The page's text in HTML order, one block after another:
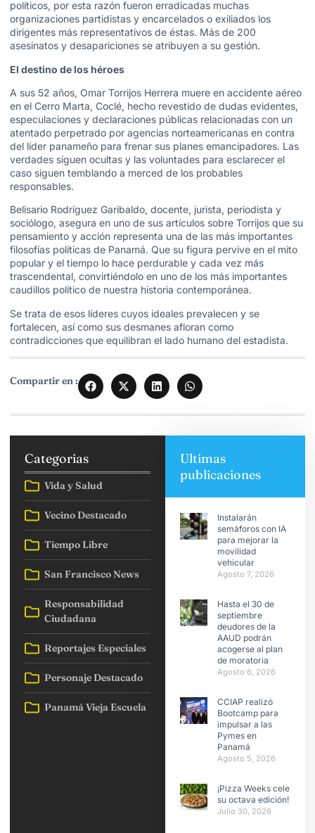
políticos, por esta razón fueron erradicadas muchas
organizaciones partidistas y encarcelados o exiliados los
dirigentes más representativos de éstas. Más de 200
asesinatos y desapariciones se atribuyen a su gestión.
El destino de los héroes
A sus 52 años, Omar Torrijos Herrera muere en accidente aéreo
en el Cerro Marta, Coclé, hecho revestido de dudas evidentes,
especulaciones y declaraciones públicas relacionadas con un
atentado perpetrado por agencias norteamericanas en contra
del líder panameño para frenar sus planes emancipadores. Las
verdades siguen ocultas y las voluntades para esclarecer el
caso siguen temblando a merced de los probables
responsables.
Belisario Rodríguez Garibaldo, docente, jurista, periodista y
sociólogo, asegura en uno de sus artículos sobre Torrijos que su
pensamiento y acción representa una de las más importantes
filosofías políticas de Panamá. Que su figura pervive en el mito
popular y el tiempo lo hace perdurable y cada vez más
trascendental, convirtiéndolo en uno de los más importantes
caudillos político de nuestra historia contemporánea.
Se trata de esos líderes cuyos ideales prevalecen y se
fortalecen, así como sus desmanes afloran como
contradicciones que equilibran el lado humano del estadista.
Compartir en :
Categorias
Vida y Salud
Vecino Destacado
Tiempo Libre
San Francisco News
Responsabilidad
Ciudadana
Reportajes Especiales
Personaje Destacado
Panamá Vieja Escuela
Ultimas
publicaciones
Instalarán
semáforos con IA
para mejorar la
movilidad
vehicular
Agosto 7, 2026
Hasta el 30 de
septiembre
deudores de la
AAUD podrán
acogerse al plan
de moratoria
Agosto 6, 2026
CCIAP realizó
Bootcamp para
impulsar a las
Pymes en
Panamá
Agosto 5, 2026
¡Pizza Weeks celebra
su octava edición!
Julio 30, 2026